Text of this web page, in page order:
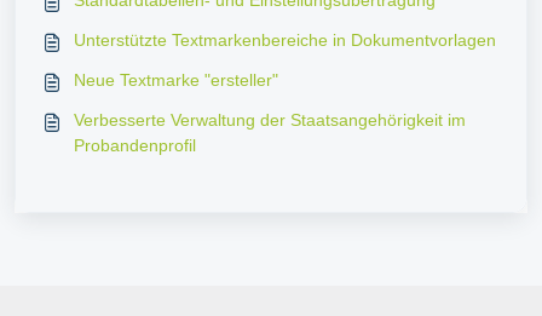
Unterstützte Textmarkenbereiche in Dokumentvorlagen
Neue Textmarke "ersteller"
Verbesserte Verwaltung der Staatsangehörigkeit im
Probandenprofil